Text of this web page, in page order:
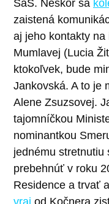
SaS. Neskôr sa
zaistená
aj jeho kontakty na
Mumlavej (Lucia
ktokoľvek, bude
Jankovská. A to je
Alene Zsuzsovej.
tajomníčkou
nominantkou
jednému stretnutiu
prebehnúť v roku
Residence a trvať
vraj od Kočnera